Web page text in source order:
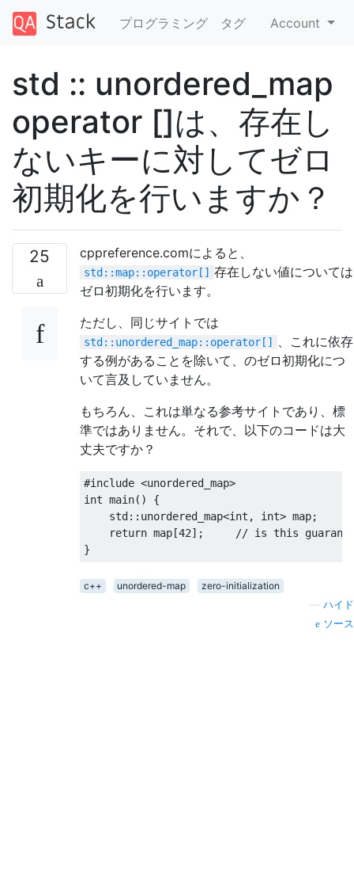
プログラミング タグ Account
std :: unordered_map
operator []は、存在し
ないキーに対してゼロ
初期化を行いますか？
25 cppreference.comによると、
std::map::operator[] 存在しない値については
ゼロ初期化を行います。
ただし、同じサイトでは
std::unordered_map::operator[]
、これに依存
する例があることを除いて、のゼロ初期化につ
いて言及していません。
もちろん、これは単なる参考サイトであり、標
準ではありません。それで、以下のコードは大
丈夫ですか？
#include <unordered_map>
int main()
{
    std
:: unordered_map<int , int> map;
return map[42];
// is this
}
c++ unordered-map
zero-initialization
ハイド
ソース